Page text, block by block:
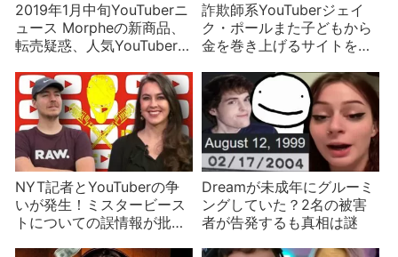
2019年1月中旬YouTuberニ
ュース Morpheの新商品、
転売疑惑、人気YouTuberの
詐欺師系YouTuberジェイ
ク・ポールまた子どもから
金を巻き上げるサイトを開
NYT記者とYouTuberの争
いが発生！ミスタービース
トについての誤情報が批判
Dreamが未成年にグルーミ
ングしていた？2名の被害
者が告発するも真相は謎